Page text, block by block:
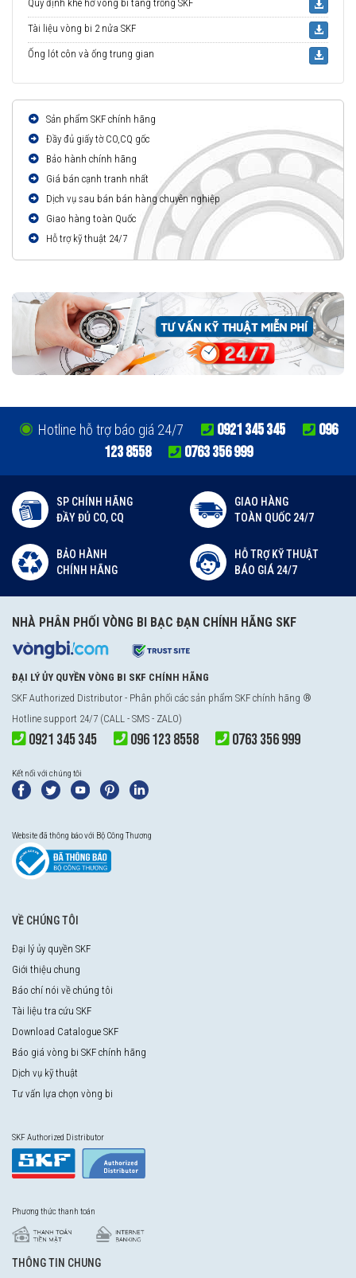
Quy định khe hở vòng bi tang trống SKF
Tài liệu vòng bi 2 nửa SKF
Ống lót côn và ống trung gian
Sản phẩm SKF chính hãng
Đầy đủ giấy tờ CO,CQ gốc
Bảo hành chính hãng
Giá bán cạnh tranh nhất
Dịch vụ sau bán bán hàng chuyên nghiệp
Giao hàng toàn Quốc
Hỗ trợ kỹ thuật 24/7
Hotline hỗ trợ báo giá 24/7 0921 345 345
096
123 8558
0763 356 999
SP CHÍNH HÃNG
ĐẦY ĐỦ CO, CQ
GIAO HÀNG
TOÀN QUỐC 24/7
BẢO HÀNH
CHÍNH HÃNG
HỖ TRỢ KỸ THUẬT
BÁO GIÁ 24/7
NHÀ PHÂN PHỐI VÒNG BI BẠC ĐẠN CHÍNH HÃNG SKF
ĐẠI LÝ ỦY QUYỀN VÒNG BI SKF CHÍNH HÃNG
SKF Authorized Distributor - Phân phối các sản phẩm SKF chính hãng ®
Hotline support 24/7 (CALL - SMS - ZALO)
0921 345 345 096 123 8558 0763 356 999
Kết nối với chúng tôi
Website đã thông báo với Bộ Công Thương
VỀ CHÚNG TÔI
Đại lý ủy quyền SKF
Giới thiệu chung
Báo chí nói về chúng tôi
Tài liệu tra cứu SKF
Download Catalogue SKF
Báo giá vòng bi SKF chính hãng
Dịch vụ kỹ thuật
Tư vấn lựa chọn vòng bi
SKF Authorized Distributor
Phương thức thanh toán
THÔNG TIN CHUNG